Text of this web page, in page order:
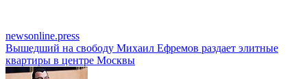
newsonline.press
Вышедший на свободу Михаил Ефремов раздает элитные
квартиры в центре Москвы